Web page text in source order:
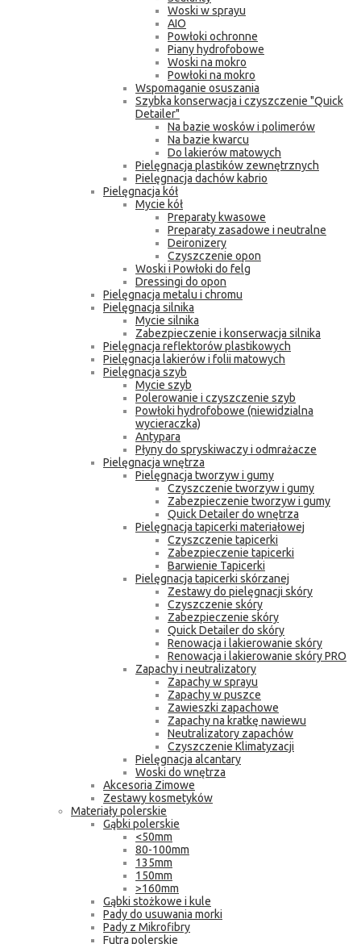
Woski w sprayu
AIO
Powłoki ochronne
Piany hydrofobowe
Woski na mokro
Powłoki na mokro
Wspomaganie osuszania
Szybka konserwacja i czyszczenie "Quick
Detailer"
Na bazie wosków i polimerów
Na bazie kwarcu
Do lakierów matowych
Pielęgnacja plastików zewnętrznych
Pielęgnacja dachów kabrio
Pielęgnacja kół
Mycie kół
Preparaty kwasowe
Preparaty zasadowe i neutralne
Deironizery
Czyszczenie opon
Woski i Powłoki do felg
Dressingi do opon
Pielęgnacja metalu i chromu
Pielęgnacja silnika
Mycie silnika
Zabezpieczenie i konserwacja silnika
Pielęgnacja reflektorów plastikowych
Pielęgnacja lakierów i folii matowych
Pielęgnacja szyb
Mycie szyb
Polerowanie i czyszczenie szyb
Powłoki hydrofobowe (niewidzialna
wycieraczka)
Antypara
Płyny do spryskiwaczy i odmrażacze
Pielęgnacja wnętrza
Pielęgnacja tworzyw i gumy
Czyszczenie tworzyw i gumy
Zabezpieczenie tworzyw i gumy
Quick Detailer do wnętrza
Pielęgnacja tapicerki materiałowej
Czyszczenie tapicerki
Zabezpieczenie tapicerki
Barwienie Tapicerki
Pielęgnacja tapicerki skórzanej
Zestawy do pielęgnacji skóry
Czyszczenie skóry
Zabezpieczenie skóry
Quick Detailer do skóry
Renowacja i lakierowanie skóry
Renowacja i lakierowanie skóry PRO
Zapachy i neutralizatory
Zapachy w sprayu
Zapachy w puszce
Zawieszki zapachowe
Zapachy na kratkę nawiewu
Neutralizatory zapachów
Czyszczenie Klimatyzacji
Pielęgnacja alcantary
Woski do wnętrza
Akcesoria Zimowe
Zestawy kosmetyków
Materiały polerskie
Gąbki polerskie
<50mm
80-100mm
135mm
150mm
>160mm
Gąbki stożkowe i kule
Pady do usuwania morki
Pady z Mikrofibry
Futra polerskie